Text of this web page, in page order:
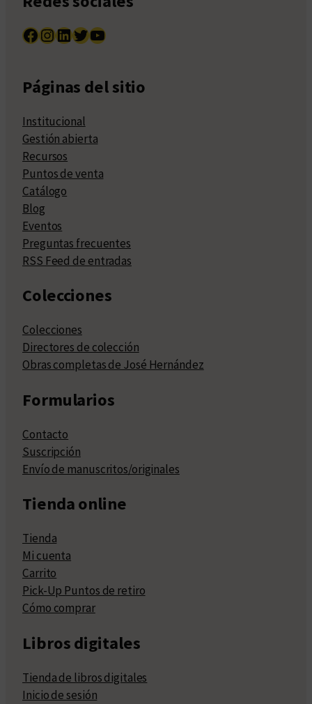
Facebook InstagramLinkedIn Twitter YouTube
Páginas del sitio
Institucional
Gestión abierta
Recursos
Puntos de venta
Catálogo
Blog
Eventos
Preguntas frecuentes
RSS Feed de entradas
Colecciones
Colecciones
Directores de colección
Obras completas de José Hernández
Formularios
Contacto
Suscripción
Envío de manuscritos/originales
Tienda online
Tienda
Mi cuenta
Carrito
Pick-Up Puntos de retiro
Cómo comprar
Libros digitales
Tienda de libros digitales
Inicio de sesión